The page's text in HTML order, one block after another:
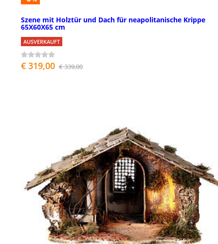
Szene mit Holztür und Dach für neapolitanische Krippe
65X60X65 cm
AUSVERKAUFT
€ 319,00 € 339,00